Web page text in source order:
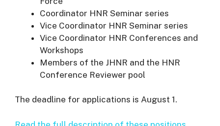
Coordinator HNR Seminar series
Vice Coordinator HNR Seminar series
Vice Coordinator HNR Conferences and
Workshops
Members of the JHNR and the HNR
Conference Reviewer pool
The deadline for applications is August 1.